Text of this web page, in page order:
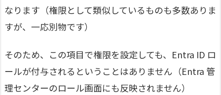
なります（権限として類似しているものも多数ありま
すが、一応別物です）
そのため、この項目で権限を設定しても、Entra ID ロ
ールが付与されるということはありません（Entra 管
理センターのロール画面にも反映されません）